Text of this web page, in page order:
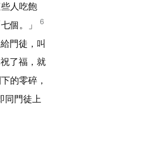
人吃飽
個。」 6
門徒，叫
了福，就
的零碎，
同門徒上